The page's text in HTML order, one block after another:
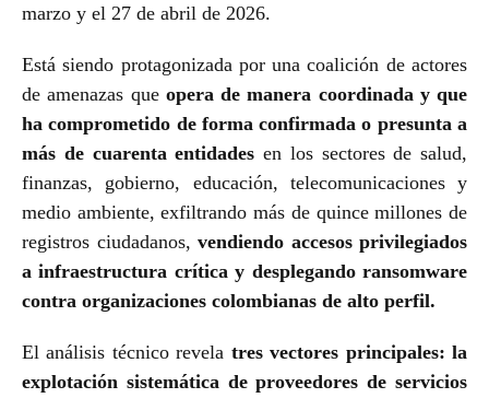
marzo y el 27 de abril de 2026.
Está siendo protagonizada por una coalición de actores
de amenazas que opera de manera coordinada y que
ha comprometido de forma confirmada o presunta a
más de cuarenta entidades en los sectores de salud,
finanzas, gobierno, educación, telecomunicaciones y
medio ambiente, exfiltrando más de quince millones de
registros ciudadanos, vendiendo accesos privilegiados
a infraestructura crítica y desplegando ransomware
contra organizaciones colombianas de alto perfil.
El análisis técnico revela tres vectores principales: la
explotación sistemática de proveedores de servicios